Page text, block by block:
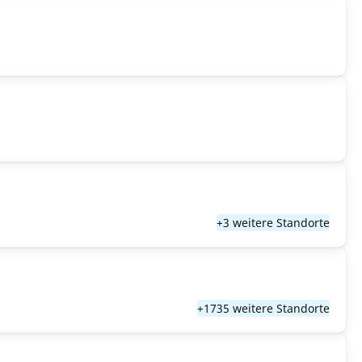
+3 weitere Standorte
+1735 weitere Standorte